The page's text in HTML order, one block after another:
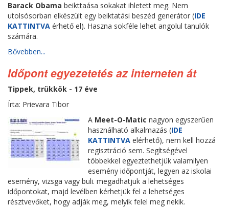
Barack Obama beikttaása sokakat ihletett meg. Nem
utolsósorban elkészült egy beiktatási beszéd generátor (IDE
KATTINTVA érhető el). Haszna sokféle lehet angolul tanulók
számára.
Bővebben...
Időpont egyezetetés az interneten át
Tippek, trükkök - 17 éve
Írta: Prievara Tibor
A Meet-O-Matic nagyon egyszerűen
használható alkalmazás (IDE
KATTINTVA elérhető), nem kell hozzá
regisztráció sem. Segítségével
többekkel egyeztethetjük valamilyen
esemény időpontját, legyen az iskolai
esemény, vizsga vagy buli. megadhatjuk a lehetséges
időpontokat, majd levélben kérhetjük fel a lehetséges
résztvevőket, hogy adják meg, melyik felel meg nekik.